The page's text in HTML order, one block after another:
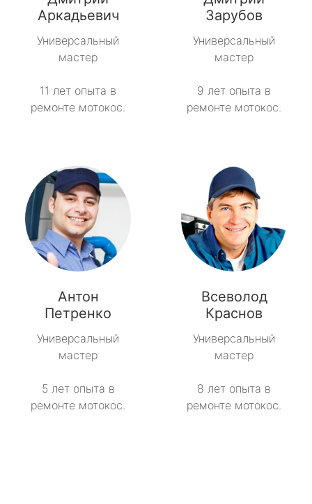
Аркадьевич
Универсальный
мастер
11 лет опыта в
ремонте мотокос.
Зарубов
Универсальный
мастер
9 лет опыта в
ремонте мотокос.
Антон
Петренко
Универсальный
мастер
5 лет опыта в
ремонте мотокос.
Всеволод
Краснов
Универсальный
мастер
8 лет опыта в
ремонте мотокос.